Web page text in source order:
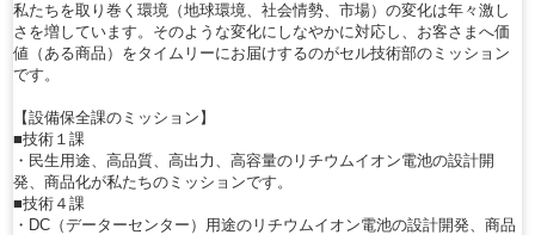
私たちを取り巻く環境（地球環境、社会情勢、市場）の変化は年々激し
さを増しています。そのような変化にしなやかに対応し、お客さまへ価
値（ある商品）をタイムリーにお届けするのがセル技術部のミッション
です。
【設備保全課のミッション】
■技術１課
・民生用途、高品質、高出力、高容量のリチウムイオン電池の設計開
発、商品化が私たちのミッションです。
■技術４課
・DC（データーセンター）用途のリチウムイオン電池の設計開発、商品